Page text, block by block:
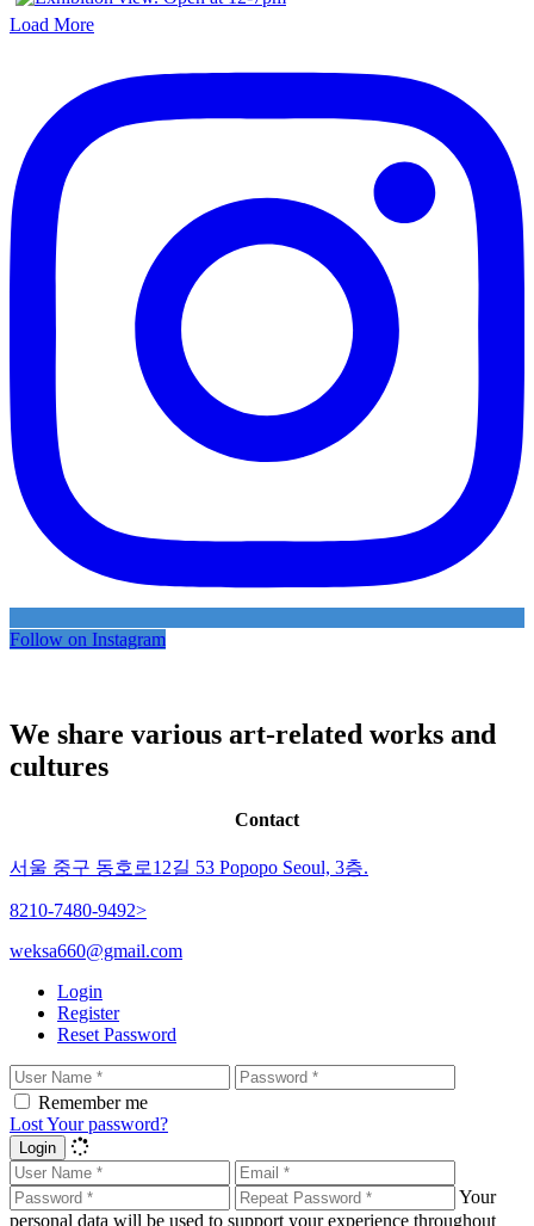
Load More
Follow on Instagram
We share various art-related works and
cultures
Contact
서울 중구 동호로12길 53 Popopo Seoul, 3층.
8210-7480-9492>
weksa660@gmail.com
Login
Register
Reset Password
Remember me
Lost Your password?
Login
Your
personal data will be used to support your experience throughout